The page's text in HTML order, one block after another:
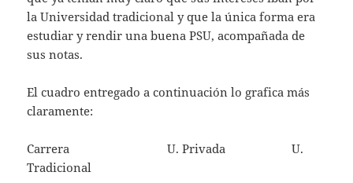
la Universidad tradicional y que la única forma era
estudiar y rendir una buena PSU, acompañada de
sus notas.
El cuadro entregado a continuación lo grafica más
claramente:
Carrera U. Privada U.
Tradicional